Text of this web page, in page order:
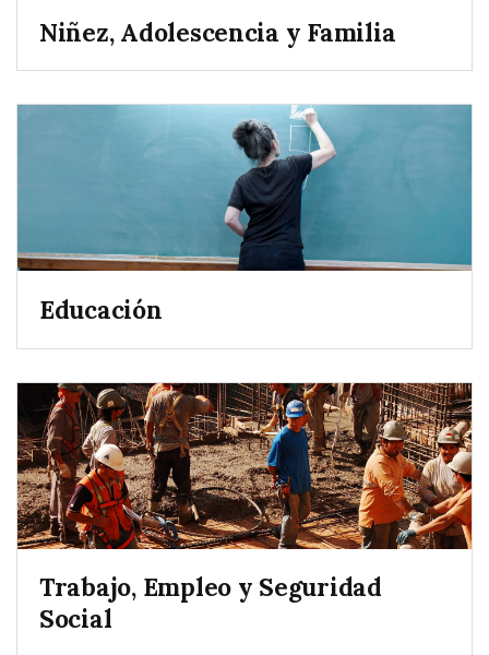
Niñez, Adolescencia y Familia
Educación
Trabajo, Empleo y Seguridad
Social